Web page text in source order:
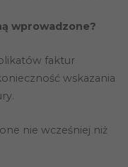
wprowadzone?
faktur
wskazania
nie wcześniej niż
mogli